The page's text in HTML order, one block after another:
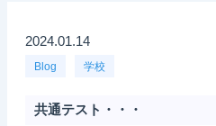
2024.01.14
Blog 学校
共通テスト・・・